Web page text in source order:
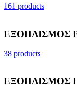
161 products
ΕΞΟΠΛΙΣΜΟΣ
38 products
ΕΞΟΠΛΙΣΜΟΣ